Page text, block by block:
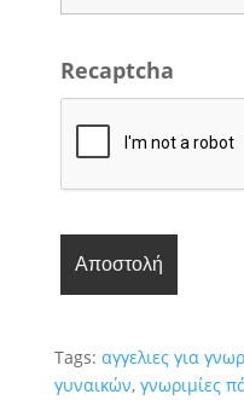
Recaptcha
Tags: αγγελιες για
γυναικών, γνωριμίες